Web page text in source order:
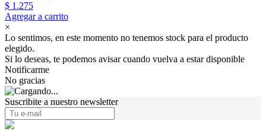
$ 1.275
Agregar a carrito
×
Lo sentimos, en este momento no tenemos stock para el producto
elegido.
Si lo deseas, te podemos avisar cuando vuelva a estar disponible
Notificarme
No gracias
Suscribite a nuestro newsletter